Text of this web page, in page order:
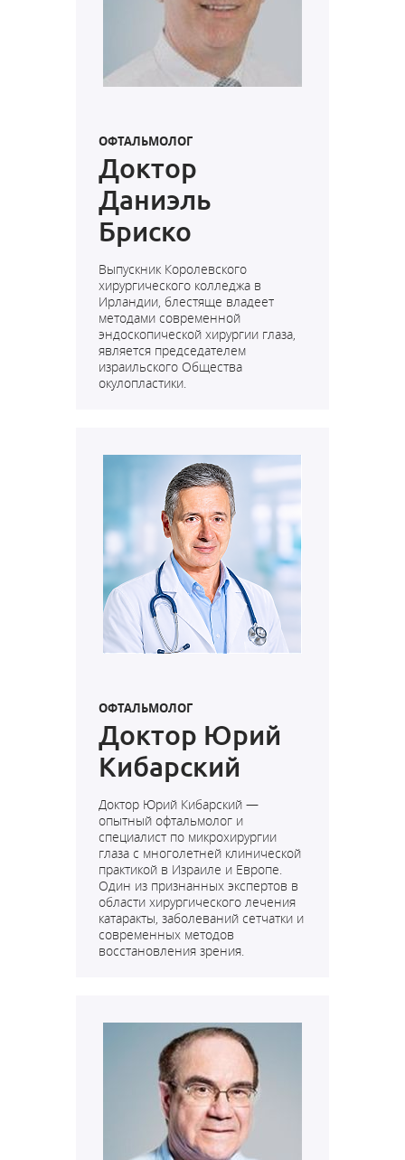
ОФТАЛЬМОЛОГ
Доктор
Даниэль
Бриско
Выпускник Королевского
хирургического колледжа в
Ирландии, блестяще владеет
методами современной
эндоскопической хирургии глаза,
является председателем
израильского Общества
окулопластики.
ОФТАЛЬМОЛОГ
Доктор Юрий
Кибарский
Доктор Юрий Кибарский —
опытный офтальмолог и
специалист по микрохирургии
глаза с многолетней клинической
практикой в Израиле и Европе.
Один из признанных экспертов в
области хирургического лечения
катаракты, заболеваний сетчатки и
современных методов
восстановления зрения.